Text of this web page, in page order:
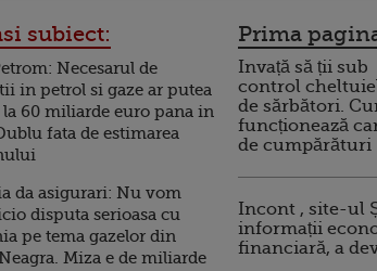
subiect:
Necesarul de
in petrol si gaze ar putea
60 miliarde euro pana in
fata de estimarea
da asigurari: Nu vom
disputa serioasa cu
pe tema gazelor din
Miza e de miliarde
Prima
Invață să ții sub
control
de sărbători.
funcționează
de cumpărături
Incont , site-ul
informații
financiară, a